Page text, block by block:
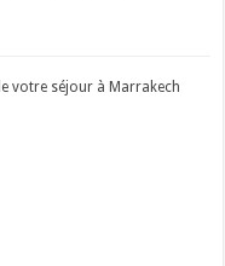
votre séjour à Marrakech